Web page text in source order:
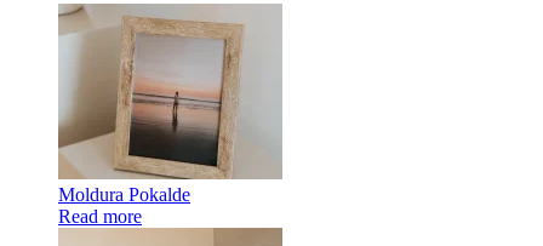
Moldura Pokalde
Read more